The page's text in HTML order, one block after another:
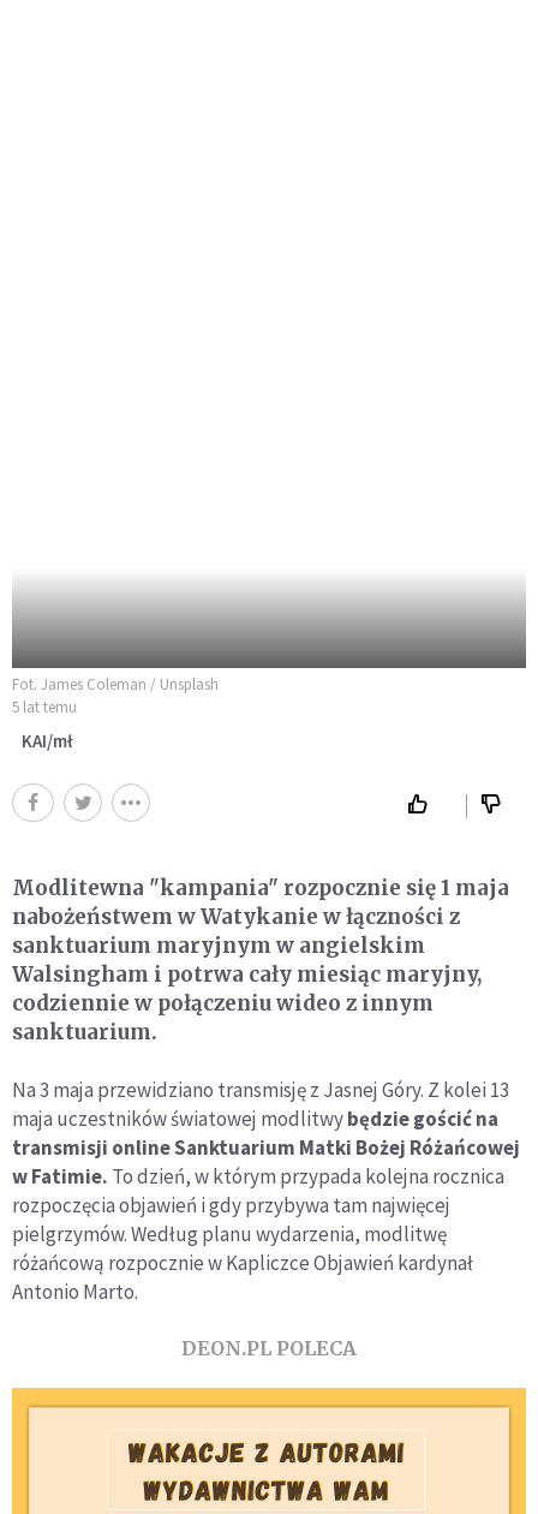
Fot. James Coleman / Unsplash
5 lat temu
KAI/mł
Modlitewna "kampania" rozpocznie się 1 maja
nabożeństwem w Watykanie w łączności z
sanktuarium maryjnym w angielskim
Walsingham i potrwa cały miesiąc maryjny,
codziennie w połączeniu wideo z innym
sanktuarium.
Na 3 maja przewidziano transmisję z Jasnej Góry. Z kolei 13
maja uczestników światowej modlitwybędzie gościć na
transmisji online Sanktuarium Matki Bożej Różańcowej
w Fatimie. To dzień, w którym przypada kolejna rocznica
rozpoczęcia objawień i gdy przybywa tam najwięcej
pielgrzymów. Według planu wydarzenia, modlitwę
różańcową rozpocznie w Kapliczce Objawień kardynał
Antonio Marto.
DEON.PL POLECA